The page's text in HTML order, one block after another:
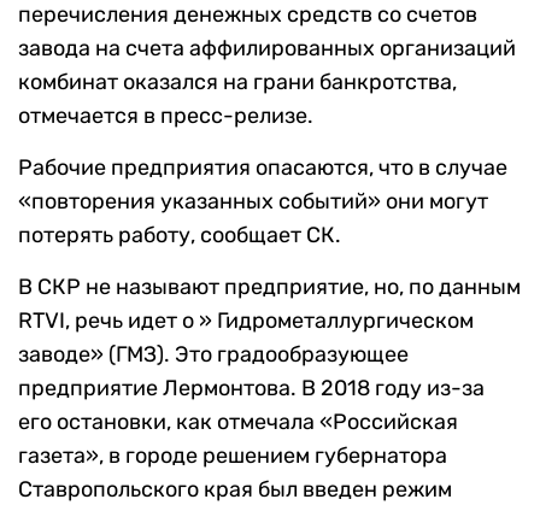
перечисления денежных средств со счетов
завода на счета аффилированных организаций
комбинат оказался на грани банкротства,
отмечается в пресс-релизе.
Рабочие предприятия опасаются, что в случае
«повторения указанных событий» они могут
потерять работу, сообщает СК.
В СКР не называют предприятие, но, по данным
RTVI, речь идет о » Гидрометаллургическом
заводе» (ГМЗ). Это градообразующее
предприятие Лермонтова. В 2018 году из-за
его остановки, как отмечала «Российская
газета», в городе решением губернатора
Ставропольского края был введен режим